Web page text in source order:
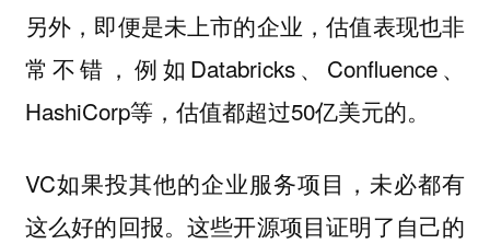
另外，即便是未上市的企业，估值表现也非
常不错，例如Databricks、Confluence、
HashiCorp等，估值都超过50亿美元的。
VC如果投其他的企业服务项目，未必都有
这么好的回报。这些开源项目证明了自己的